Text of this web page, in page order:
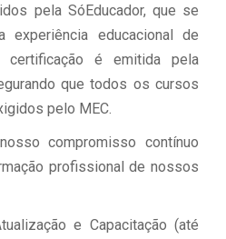
pela SóEducador, que se
experiência educacional de
certificação é emitida pela
que todos os cursos
pelo MEC.
compromisso contínuo
profissional de nossos
e Capacitação (até